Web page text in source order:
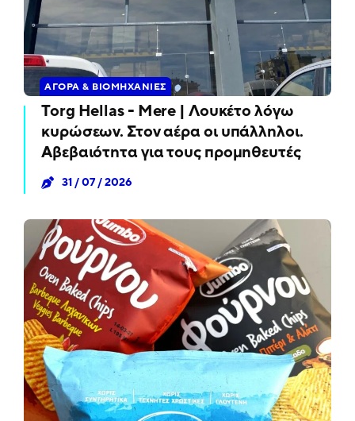
ΑΓΟΡΆ & ΒΙΟΜΗΧΑΝΊΕΣ
Torg Hellas - Mere | Λουκέτο λόγω
κυρώσεων. Στον αέρα οι υπάλληλοι.
Αβεβαιότητα για τους προμηθευτές
31 / 07 / 2026